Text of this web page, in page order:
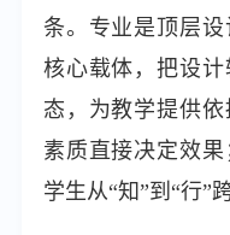
条。专业是顶层
核心载体，把设
态，为教学提供
素质直接决定效
学生从“知”到“行”